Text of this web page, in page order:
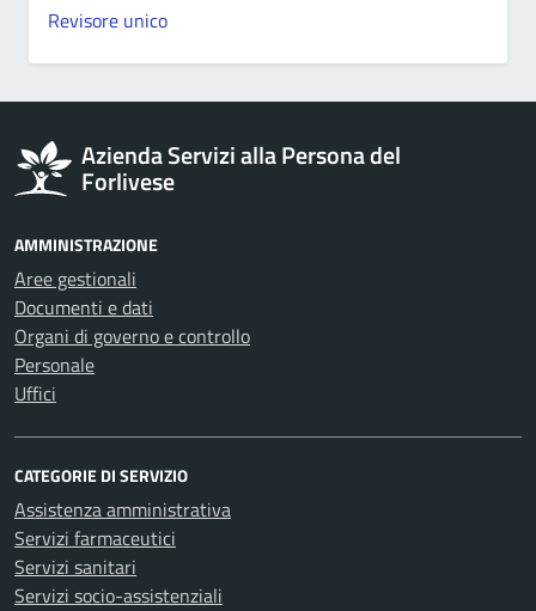
Revisore unico
Azienda Servizi alla Persona del
Forlivese
AMMINISTRAZIONE
Aree gestionali
Documenti e dati
Organi di governo e controllo
Personale
Uffici
CATEGORIE DI SERVIZIO
Assistenza amministrativa
Servizi farmaceutici
Servizi sanitari
Servizi socio-assistenziali